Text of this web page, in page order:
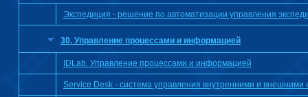
Экспедиция - решение по автоматизации управления
30. Управление процессами и информацией
IDLab. Управление процессами и информацией
Service Desk - система управления внутренними и внешними